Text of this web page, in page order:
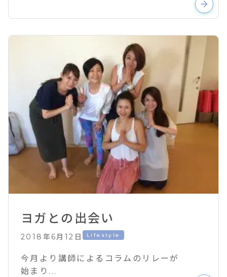
arrow_forward
ヨガとの出会い
2018年6月12日 Lifestyle
今月より講師によるコラムのリレーが
始まり...